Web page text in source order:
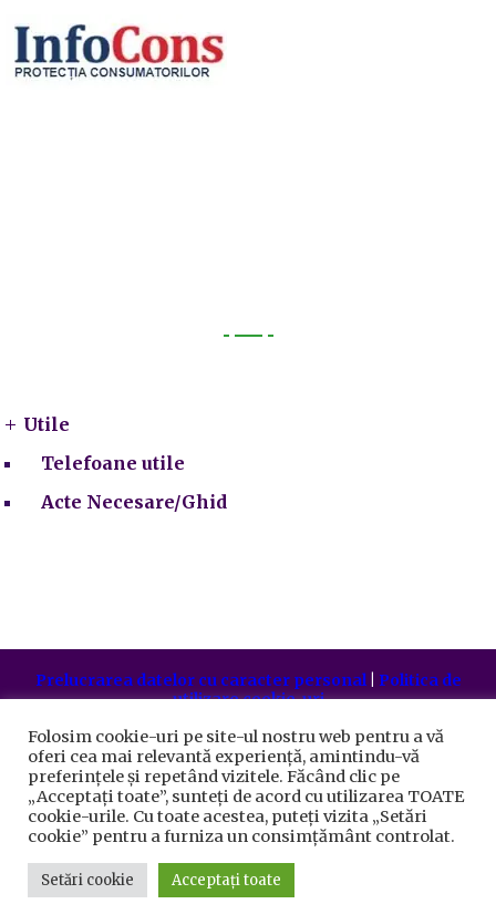
Utile
Telefoane utile
Acte Necesare/Ghid
Prelucrarea datelor cu caracter personal| Politica de
utilizare cookie-uri
rezervate.
Folosim cookie-uri pe site-ul nostru web pentru a vă
oferi cea mai relevantă experiență, amintindu-vă
preferințele și repetând vizitele. Făcând clic pe
„Acceptați toate”, sunteți de acord cu utilizarea TOATE
cookie-urile. Cu toate acestea, puteți vizita „Setări
cookie” pentru a furniza un consimțământ controlat.
Setări cookie Acceptați toate